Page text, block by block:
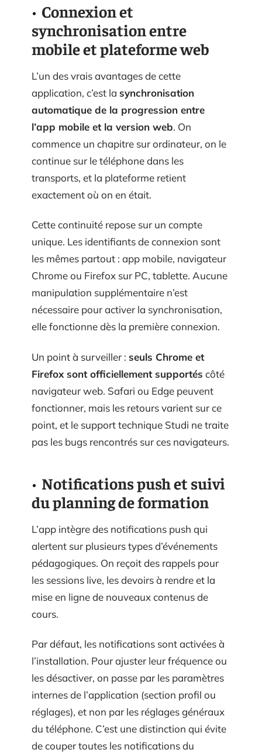
Connexion et
synchronisation entre
mobile et plateforme web
L’un des vrais avantages de cette
application, c’est la synchronisation
automatique de la progression entre
l’app mobile et la version web. On
commence un chapitre sur ordinateur, on le
continue sur le téléphone dans les
transports, et la plateforme retient
exactement où on en était.
Cette continuité repose sur un compte
unique. Les identifiants de connexion sont
les mêmes partout : app mobile, navigateur
Chrome ou Firefox sur PC, tablette. Aucune
manipulation supplémentaire n’est
nécessaire pour activer la synchronisation,
elle fonctionne dès la première connexion.
Un point à surveiller : seuls Chrome et
Firefox sont officiellement supportés côté
navigateur web. Safari ou Edge peuvent
fonctionner, mais les retours varient sur ce
point, et le support technique Studi ne traite
pas les bugs rencontrés sur ces navigateurs.
Notifications push et suivi
du planning de formation
L’app intègre des notifications push qui
alertent sur plusieurs types d’événements
pédagogiques. On reçoit des rappels pour
les sessions live, les devoirs à rendre et la
mise en ligne de nouveaux contenus de
cours.
Par défaut, les notifications sont activées à
l’installation. Pour ajuster leur fréquence ou
les désactiver, on passe par les paramètres
internes de l’application (section profil ou
réglages), et non par les réglages généraux
du téléphone. C’est une distinction qui évite
de couper toutes les notifications du